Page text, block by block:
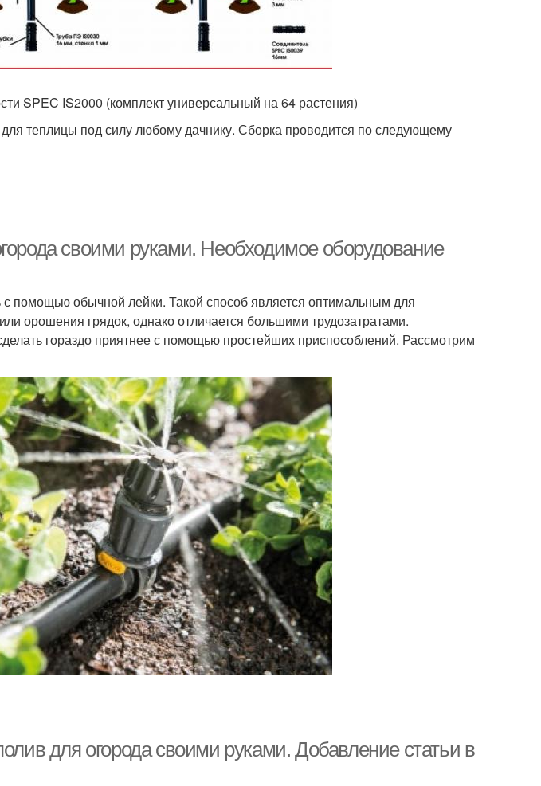
SPEC IS2000 (комплект универсальный на 64 растения)
теплицы под силу любому дачнику. Сборка проводится по следующему
своими руками. Необходимое оборудование
помощью обычной лейки. Такой способ является оптимальным для
орошения грядок, однако отличается большими трудозатратами.
гораздо приятнее с помощью простейших приспособлений. Рассмотрим
для огорода своими руками. Добавление статьи в